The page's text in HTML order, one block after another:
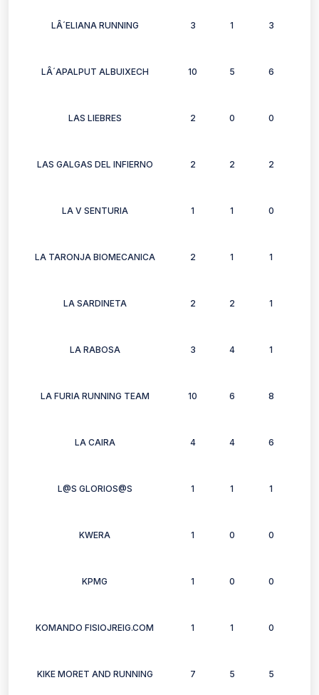
LÂ´ELIANA RUNNING 3 1 3
LÂ´APALPUT ALBUIXECH 10 5 6
LAS LIEBRES 2 0 0
LAS GALGAS DEL INFIERNO 2 2 2
LA V SENTURIA 1 1 0
LA TARONJA BIOMECANICA 2 1 1
LA SARDINETA 2 2 1
LA RABOSA 3 4 1
LA FURIA RUNNING TEAM 10 6 8
LA CAIRA 4 4 6
L@S GLORIOS@S 1 1 1
KWERA 1 0 0
KPMG 1 0 0
KOMANDO FISIOJREIG.COM 1 1 0
KIKE MORET AND RUNNING 7 5 5